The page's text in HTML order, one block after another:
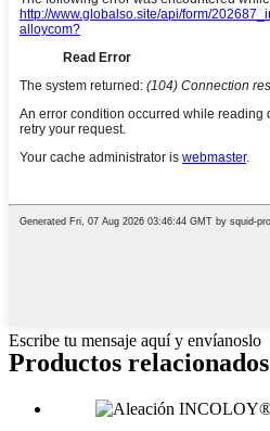
Escribe tu mensaje aquí y envíanoslo
Productos relacionados